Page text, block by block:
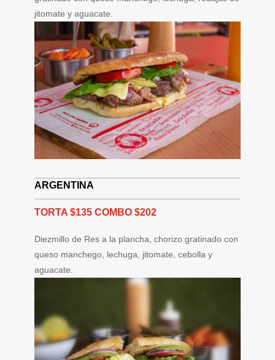
jitomate y aguacate.
ARGENTINA
TORTA $135 COMBO $202
Diezmillo de Res a la plancha, chorizo gratinado con
queso manchego, lechuga, jitomate, cebolla y
aguacate.